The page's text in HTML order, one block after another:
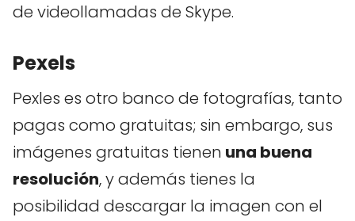
de videollamadas de Skype.
Pexels
Pexles es otro banco de fotografías, tanto
pagas como gratuitas; sin embargo, sus
imágenes gratuitas tienen una buena
resolución, y además tienes la
posibilidad descargar la imagen con el